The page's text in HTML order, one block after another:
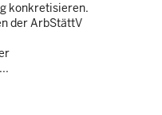
konkretisieren.
der ArbStättV